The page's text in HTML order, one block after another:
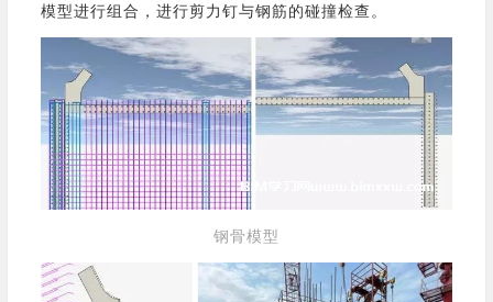
模型进行组合，进行剪力钉与钢筋的碰撞检查。
钢骨模型